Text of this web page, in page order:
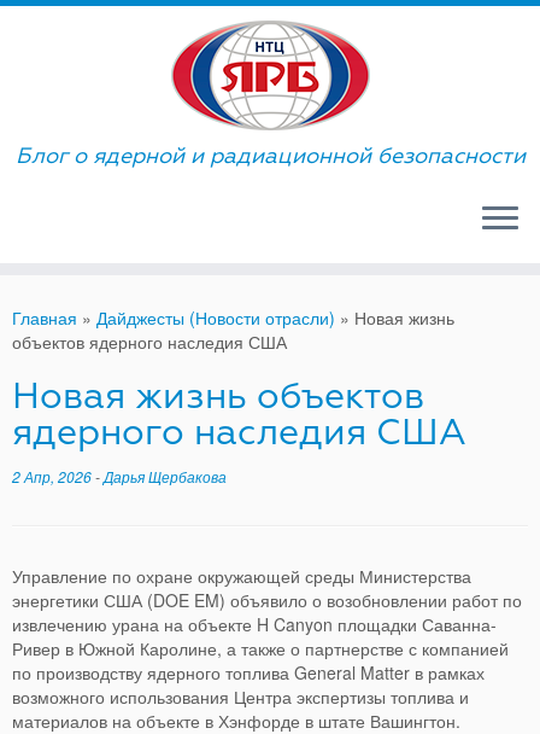
Skip
Блог о ядерной и радиационной безопасности
Главная » Дайджесты (Новости отрасли) » Новая жизнь
объектов ядерного наследия США
Новая жизнь объектов
ядерного наследия США
2 Апр, 2026-Дарья Щербакова
Управление по охране окружающей среды Министерства
энергетики США (DOE EM) объявило о возобновлении работ по
извлечению урана на объекте H Canyon площадки Саванна-
Ривер в Южной Каролине, а также о партнерстве с компанией
по производству ядерного топлива General Matter в рамках
возможного использования Центра экспертизы топлива и
материалов на объекте в Хэнфорде в штате Вашингтон.